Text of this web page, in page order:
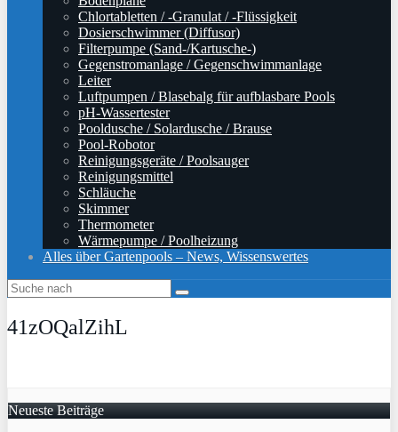
Chlortabletten / -Granulat / -Flüssigkeit
Dosierschwimmer (Diffusor)
Filterpumpe (Sand-/Kartusche-)
Gegenstromanlage / Gegenschwimmanlage
Leiter
Luftpumpen / Blasebalg für aufblasbare Pools
pH-Wassertester
Pooldusche / Solardusche / Brause
Pool-Robotor
Reinigungsgeräte / Poolsauger
Reinigungsmittel
Schläuche
Skimmer
Thermometer
Wärmepumpe / Poolheizung
Alles über Gartenpools – News, Wissenswertes
41zOQalZihL
Neueste Beiträge